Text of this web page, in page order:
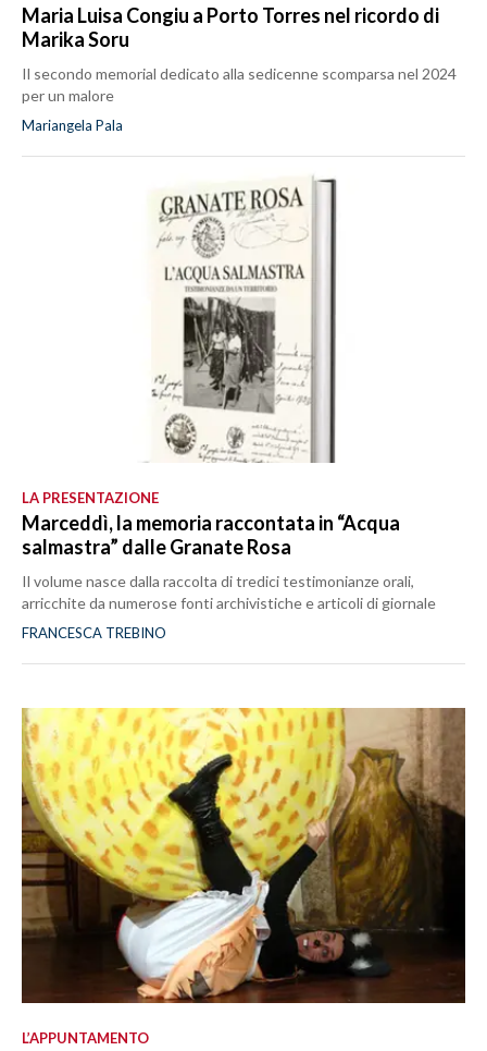
Maria Luisa Congiu a Porto Torres nel ricordo di
Marika Soru
Il secondo memorial dedicato alla sedicenne scomparsa nel 2024
per un malore
Mariangela Pala
LA PRESENTAZIONE
Marceddì, la memoria raccontata in “Acqua
salmastra” dalle Granate Rosa
Il volume nasce dalla raccolta di tredici testimonianze orali,
arricchite da numerose fonti archivistiche e articoli di giornale
FRANCESCA TREBINO
L’APPUNTAMENTO